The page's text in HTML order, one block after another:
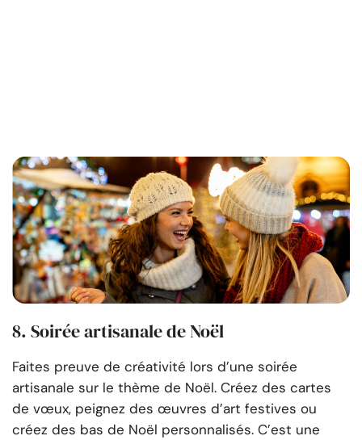
8. Soirée artisanale de Noël
Faites preuve de créativité lors d’une soirée
artisanale sur le thème de Noël. Créez des cartes
de vœux, peignez des œuvres d’art festives ou
créez des bas de Noël personnalisés. C’est une